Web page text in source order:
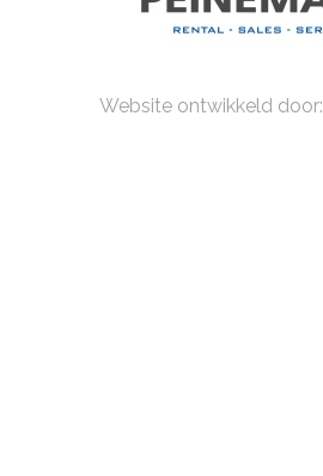
Website ontwikkeld door: